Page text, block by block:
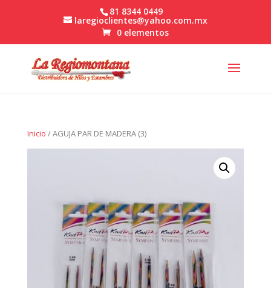
81 8344 0449
laregioclientes@yahoo.com.mx
0 elementos
Inicio / AGUJA PAR DE MADERA (3)